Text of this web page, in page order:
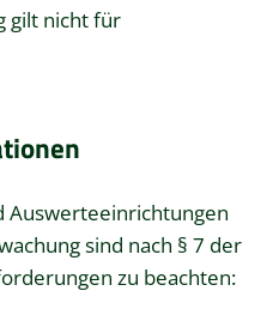
gilt nicht für
Auswerteeinrichtungen
sind nach § 7 der
zu beachten: